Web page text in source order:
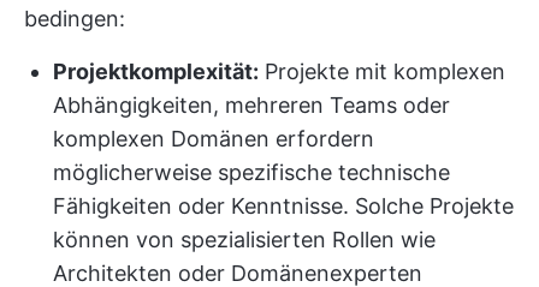
bedingen:
Projektkomplexität: Projekte mit komplexen
Abhängigkeiten, mehreren Teams oder
komplexen Domänen erfordern
möglicherweise spezifische technische
Fähigkeiten oder Kenntnisse. Solche Projekte
können von spezialisierten Rollen wie
Architekten oder Domänenexperten